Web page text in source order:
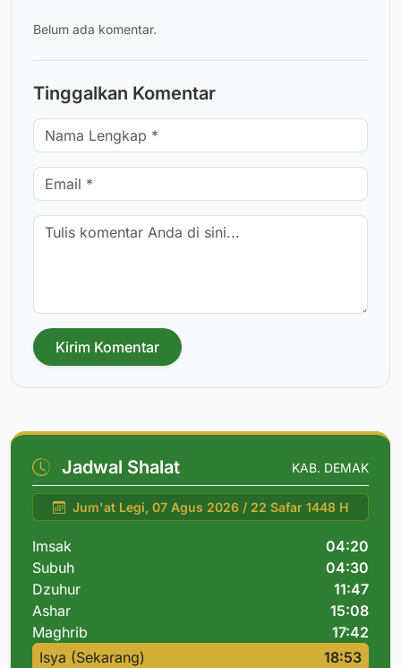
Belum ada komentar.
Tinggalkan Komentar
Kirim Komentar
Jadwal Shalat KAB. DEMAK
Jum'at Legi, 07 Agus 2026 / 22 Safar 1448 H
Imsak
04:20
Subuh
04:30
Dzuhur
11:47
Ashar
15:08
Maghrib
17:42
Isya (Sekarang)
18:53